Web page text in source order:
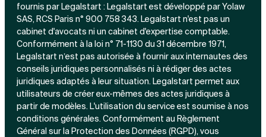
fournis par Legalstart : Legalstart est développé par Yolaw
SAS, RCS Paris n° 900 758 343. Legalstart n'est pas un
cabinet d'avocats ni un cabinet d'expertise comptable.
Conformément à la loi n° 71-1130 du 31 décembre 1971,
Legalstart n’est pas autorisée à fournir aux internautes des
conseils juridiques personnalisés ni à rédiger des actes
juridiques adaptés à leur situation. Legalstart permet aux
utilisateurs de créer eux-mêmes des actes juridiques à
partir de modèles. L'utilisation du service est soumise à nos
conditions générales. Conformément au Règlement
Général sur la Protection des Données (RGPD), vous